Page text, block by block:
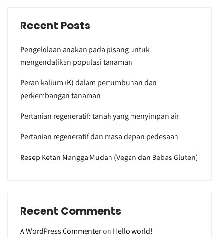
Recent Posts
Pengelolaan anakan pada pisang untuk
mengendalikan populasi tanaman
Peran kalium (K) dalam pertumbuhan dan
perkembangan tanaman
Pertanian regeneratif: tanah yang menyimpan air
Pertanian regeneratif dan masa depan pedesaan
Resep Ketan Mangga Mudah (Vegan dan Bebas Gluten)
Recent Comments
A WordPress Commenteron Hello world!